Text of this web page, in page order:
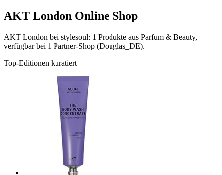
AKT London Online Shop
AKT London bei stylesoul: 1 Produkte aus Parfum & Beauty,
verfügbar bei 1 Partner-Shop (Douglas_DE).
Top-Editionen kuratiert